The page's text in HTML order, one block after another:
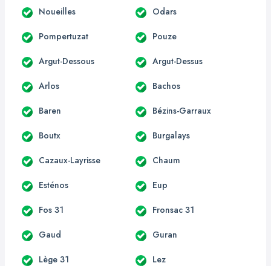
Noueilles Odars
Pompertuzat Pouze
Argut-Dessous Argut-Dessus
Arlos Bachos
Baren Bézins-Garraux
Boutx Burgalays
Cazaux-Layrisse Chaum
Esténos Eup
Fos 31 Fronsac 31
Gaud Guran
Lège 31 Lez